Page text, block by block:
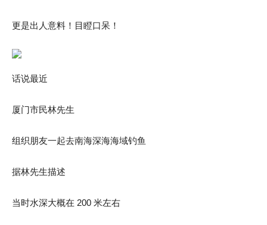
更是出人意料！目瞪口呆！
话说最近
厦门市民林先生
组织朋友一起去南海深海海域钓鱼
据林先生描述
当时水深大概在 200 米左右